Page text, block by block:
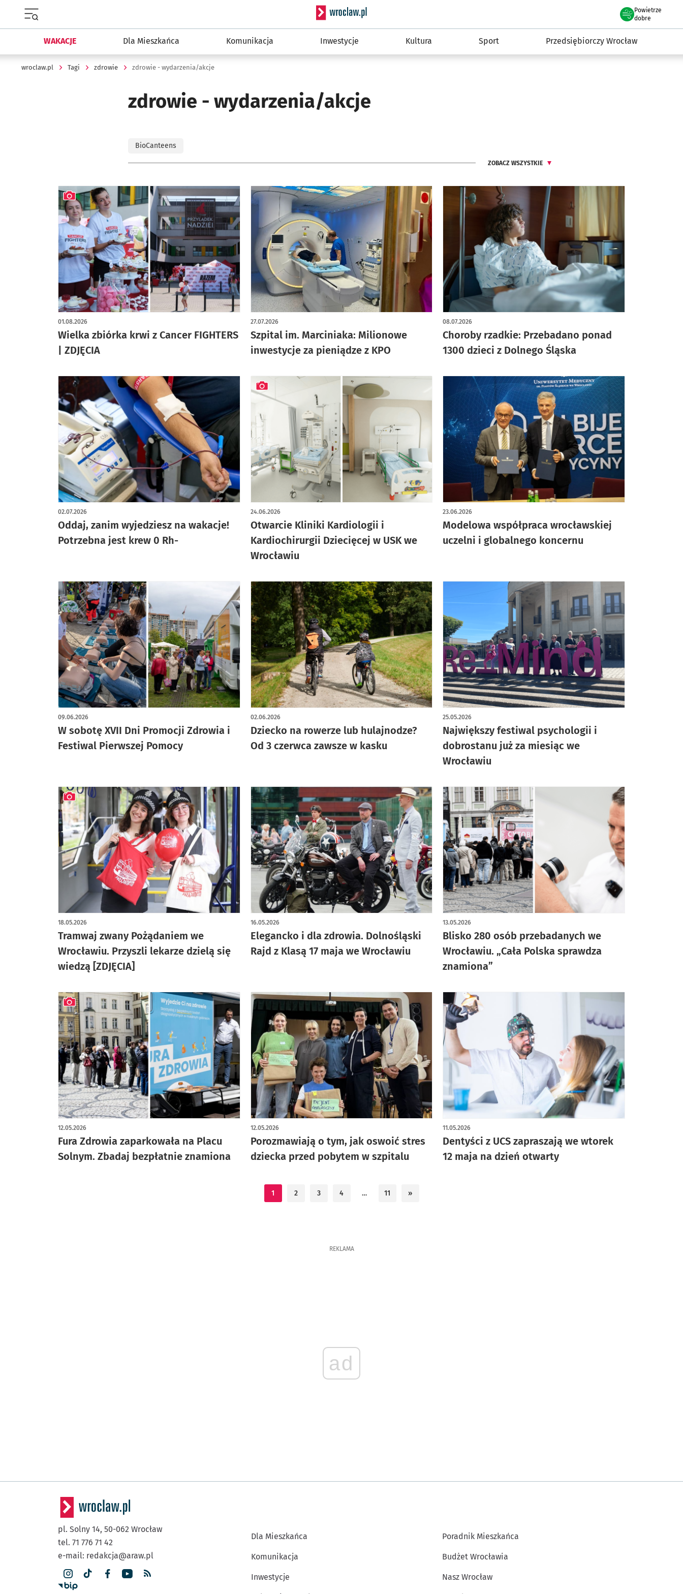
Serwis informacyjny wroclaw.pl
Powietrze
we Wrocławiu
dobre
WAKACJE Dla Mieszkańca Komunikacja Inwestycje Kultura Sport Przedsiębiorczy Wrocław
wroclaw.pl Tagi zdrowie zdrowie - wydarzenia/akcje
zdrowie - wydarzenia/akcje
BioCanteens
ZOBACZ WSZYSTKIE
Wielka zbiórka krwi z Cancer FIGHTERS
| ZDJĘCIA
01.08.2026
artykuł z galerią zdjęć
Szpital im. Marciniaka: Milionowe
inwestycje za pieniądze z KPO
27.07.2026
Choroby rzadkie: Przebadano ponad
1300 dzieci z Dolnego Śląska
08.07.2026
Oddaj, zanim wyjedziesz na wakacje!
Potrzebna jest krew 0 Rh-
02.07.2026
Otwarcie Kliniki Kardiologii i
Kardiochirurgii Dziecięcej w USK we
Wrocławiu
24.06.2026
artykuł z galerią zdjęć
Modelowa współpraca wrocławskiej
uczelni i globalnego koncernu
23.06.2026
W sobotę XVII Dni Promocji Zdrowia i
Festiwal Pierwszej Pomocy
09.06.2026
Dziecko na rowerze lub hulajnodze?
Od 3 czerwca zawsze w kasku
02.06.2026
Największy festiwal psychologii i
dobrostanu już za miesiąc we
Wrocławiu
25.05.2026
Tramwaj zwany Pożądaniem we
Wrocławiu. Przyszli lekarze dzielą się
wiedzą [ZDJĘCIA]
18.05.2026
artykuł z galerią zdjęć
Elegancko i dla zdrowia. Dolnośląski
Rajd z Klasą 17 maja we Wrocławiu
16.05.2026
Blisko 280 osób przebadanych we
Wrocławiu. „Cała Polska sprawdza
znamiona”
13.05.2026
Fura Zdrowia zaparkowała na Placu
Solnym. Zbadaj bezpłatnie znamiona
12.05.2026
artykuł z galerią zdjęć
Porozmawiają o tym, jak oswoić stres
dziecka przed pobytem w szpitalu
12.05.2026
Dentyści z UCS zapraszają we wtorek
12 maja na dzień otwarty
11.05.2026
1 2 3 4 … 11 »
REKLAMA
ad
pl. Solny 14, 50-062 Wrocław
tel. 71 776 71 42
e-mail: redakcja@araw.pl
Dla Mieszkańca
Komunikacja
Inwestycje
Poradnik Mieszkańca
Budżet Wrocławia
Nasz Wrocław